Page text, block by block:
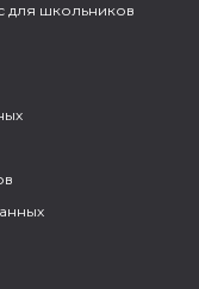
для школьников